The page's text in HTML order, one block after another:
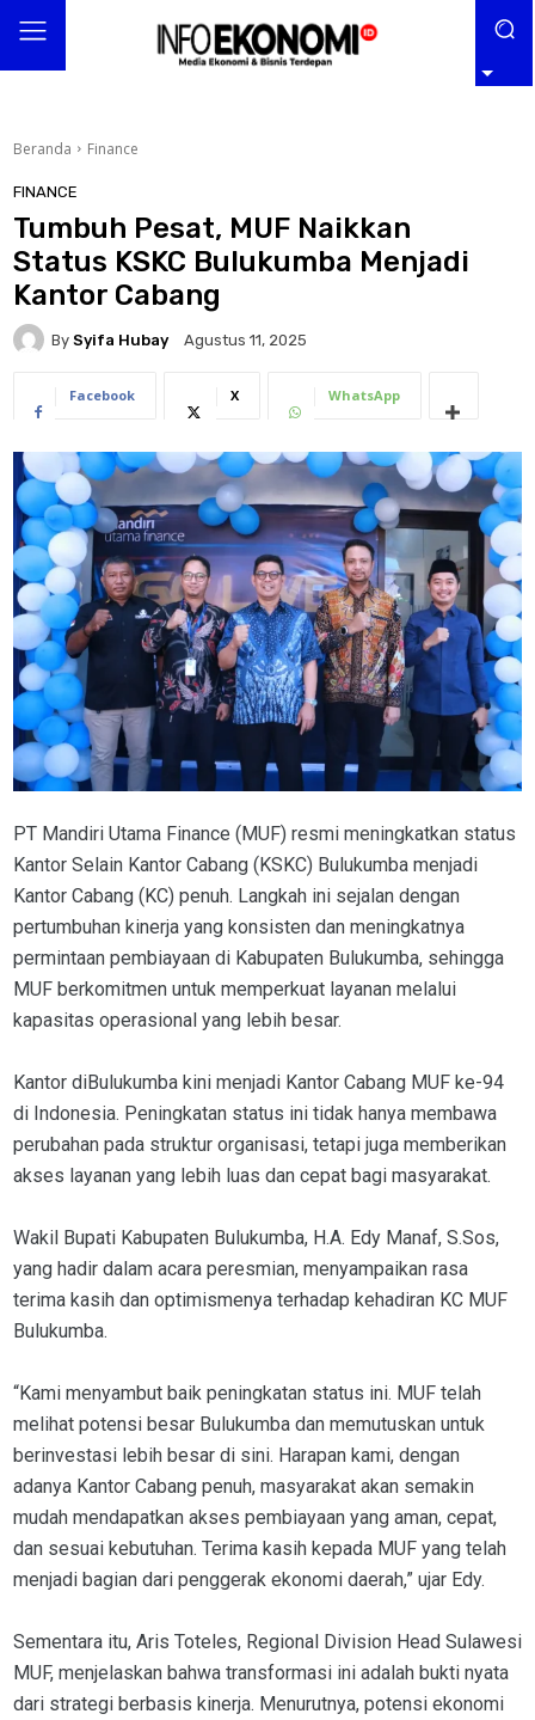
Beranda Finance
FINANCE
Tumbuh Pesat, MUF Naikkan
Status KSKC Bulukumba Menjadi
Kantor Cabang
By Syifa Hubay Agustus 11, 2025
Facebook X WhatsApp
PT Mandiri Utama Finance (MUF) resmi meningkatkan status
Kantor Selain Kantor Cabang (KSKC) Bulukumba menjadi
Kantor Cabang (KC) penuh. Langkah ini sejalan dengan
pertumbuhan kinerja yang konsisten dan meningkatnya
permintaan pembiayaan di Kabupaten Bulukumba, sehingga
MUF berkomitmen untuk memperkuat layanan melalui
kapasitas operasional yang lebih besar.
Kantor diBulukumba kini menjadi Kantor Cabang MUF ke-94
di Indonesia. Peningkatan status ini tidak hanya membawa
perubahan pada struktur organisasi, tetapi juga memberikan
akses layanan yang lebih luas dan cepat bagi masyarakat.
Wakil Bupati Kabupaten Bulukumba, H.A. Edy Manaf, S.Sos,
yang hadir dalam acara peresmian, menyampaikan rasa
terima kasih dan optimismenya terhadap kehadiran KC MUF
Bulukumba.
“Kami menyambut baik peningkatan status ini. MUF telah
melihat potensi besar Bulukumba dan memutuskan untuk
berinvestasi lebih besar di sini. Harapan kami, dengan
adanya Kantor Cabang penuh, masyarakat akan semakin
mudah mendapatkan akses pembiayaan yang aman, cepat,
dan sesuai kebutuhan. Terima kasih kepada MUF yang telah
menjadi bagian dari penggerak ekonomi daerah,” ujar Edy.
Sementara itu, Aris Toteles, Regional Division Head Sulawesi
MUF, menjelaskan bahwa transformasi ini adalah bukti nyata
dari strategi berbasis kinerja. Menurutnya, potensi ekonomi